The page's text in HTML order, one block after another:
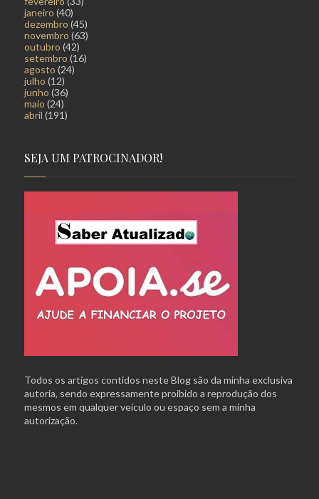
janeiro (40)
dezembro (45)
novembro (63)
outubro (42)
setembro (16)
agosto (24)
julho (12)
junho (36)
maio (24)
abril (191)
SEJA UM PATROCINADOR!
Todos os artigos contidos neste Blog são da minha exclusiva
autoria, sendo expressamente proibido a reprodução dos
mesmos em qualquer veículo ou espaço sem a minha
autorização.